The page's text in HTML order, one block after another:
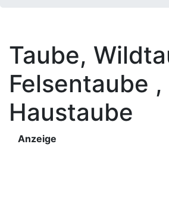
Taube,
Felsentaube ,
Haustaube
Anzeige